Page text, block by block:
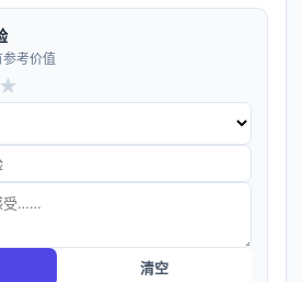
考价值
★
清空